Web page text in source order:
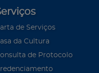
de Serviços
da Cultura
de Protocolo